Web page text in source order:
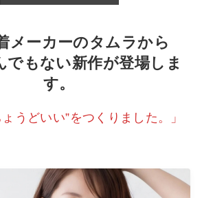
メーカーのタムラから
でもない新作が登場しま
す。
ょうどいい”をつくりました。」